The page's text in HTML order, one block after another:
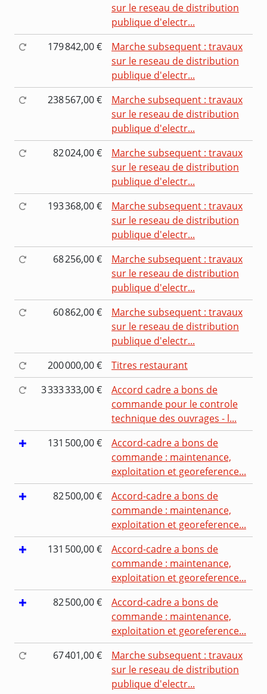
sur le reseau de distribution
publique d'electr...
179 842,00 €
Marche subsequent : travaux
sur le reseau de distribution
publique d'electr...
238 567,00 €
Marche subsequent : travaux
sur le reseau de distribution
publique d'electr...
82 024,00 €
Marche subsequent : travaux
sur le reseau de distribution
publique d'electr...
193 368,00 €
Marche subsequent : travaux
sur le reseau de distribution
publique d'electr...
68 256,00 €
Marche subsequent : travaux
sur le reseau de distribution
publique d'electr...
60 862,00 €
Marche subsequent : travaux
sur le reseau de distribution
publique d'electr...
200 000,00 €
Titres restaurant
3 333 333,00 €
Accord cadre a bons de
commande pour le controle
technique des ouvrages - l...
131 500,00 €
Accord-cadre a bons de
commande : maintenance,
exploitation et georeference...
82 500,00 €
Accord-cadre a bons de
commande : maintenance,
exploitation et georeference...
131 500,00 €
Accord-cadre a bons de
commande : maintenance,
exploitation et georeference...
82 500,00 €
Accord-cadre a bons de
commande : maintenance,
exploitation et georeference...
67 401,00 €
Marche subsequent : travaux
sur le reseau de distribution
publique d'electr...